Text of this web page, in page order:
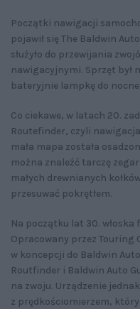
Początki nawigacji
pojawił się The Baldwin
służyło do przewijania
nawigacyjnymi. Sprzęt był
bateryjnie lampkę do
Co ciekawe, w latach 20.
Routefinder, czyli
mała mapa została
można znaleźć tarczę
małych drewnianych
przesuwać pokrętłem.
Na początku lat 30. włoska
Opracowany przez Touring
w koncepcji do Baldwin
Routfinder i Baldwin Auto
na zwoju. Urządzenie
z prędkościomierzem,